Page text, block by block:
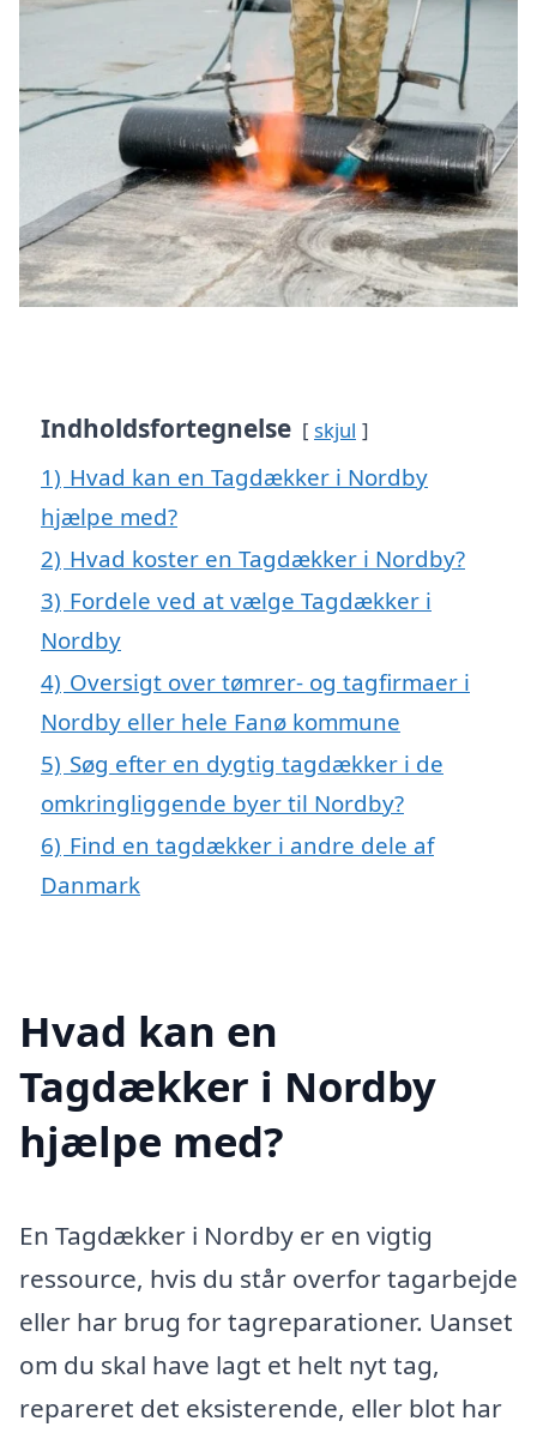
Indholdsfortegnelse skjul
1) Hvad kan en Tagdækker i Nordby
hjælpe med?
2) Hvad koster en Tagdækker i Nordby?
3) Fordele ved at vælge Tagdækker i
Nordby
4) Oversigt over tømrer- og tagfirmaer i
Nordby eller hele Fanø kommune
5) Søg efter en dygtig tagdækker i de
omkringliggende byer til Nordby?
6) Find en tagdækker i andre dele af
Danmark
Hvad kan en
Tagdækker i Nordby
hjælpe med?
En Tagdækker i Nordby er en vigtig
ressource, hvis du står overfor tagarbejde
eller har brug for tagreparationer. Uanset
om du skal have lagt et helt nyt tag,
repareret det eksisterende, eller blot har